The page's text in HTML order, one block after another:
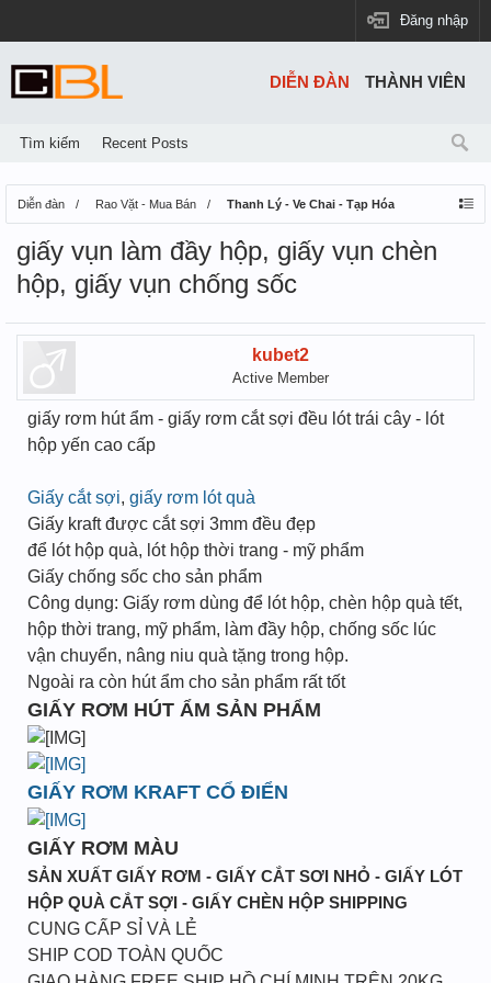
Đăng nhập
Diễn đàn Rao Vặt - Mua Bán Thanh Lý - Ve Chai - Tạp Hóa
giấy vụn làm đầy hộp, giấy vụn chèn
hộp, giấy vụn chống sốc
kubet2
Active Member
giấy rơm hút ẩm - giấy rơm cắt sợi đều lót trái cây - lót
hộp yến cao cấp
Giấy cắt sợi, giấy rơm lót quà
Giấy kraft được cắt sợi 3mm đều đẹp
để lót hộp quà, lót hộp thời trang - mỹ phẩm
Giấy chống sốc cho sản phẩm
Công dụng: Giấy rơm dùng để lót hộp, chèn hộp quà tết,
hộp thời trang, mỹ phẩm, làm đầy hộp, chống sốc lúc
vận chuyển, nâng niu quà tặng trong hộp.
Ngoài ra còn hút ẩm cho sản phẩm rất tốt
GIẤY RƠM HÚT ẨM SẢN PHẨM
GIẤY RƠM KRAFT CỔ ĐIỂN
GIẤY RƠM MÀU
SẢN XUẤT GIẤY RƠM - GIẤY CẮT SƠI NHỎ - GIẤY LÓT
HỘP QUÀ CẮT SỢI - GIẤY CHÈN HỘP SHIPPING
CUNG CẤP SỈ VÀ LẺ
SHIP COD TOÀN QUỐC
DIỄN ĐÀN
Tìm kiếm Recent Posts
THÀNH VIÊN